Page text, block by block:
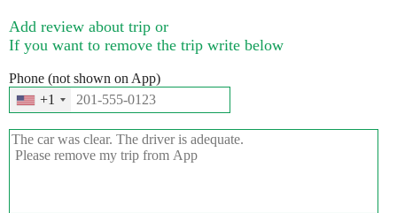
Add review about trip or
If you want to remove the trip write below
Phone (not shown on App)
+1